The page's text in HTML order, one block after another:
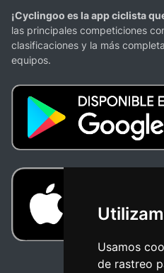
Usamos
de rastreo
¡Cyclingoo es la app ciclista
las principales competiciones
clasificaciones y la más
equipos.